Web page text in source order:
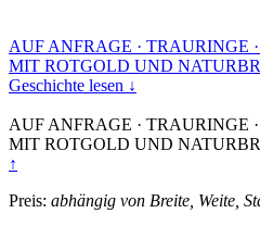
AUF ANFRAGE · TRAURINGE ·
MIT ROTGOLD UND
Geschichte lesen ↓
AUF ANFRAGE · TRAURINGE ·
MIT ROTGOLD UND
↑
Preis: abhängig von Breite, Weite,